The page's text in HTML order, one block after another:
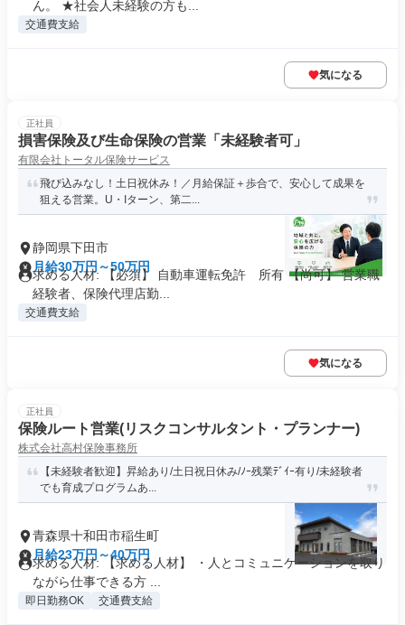
ん。 ★社会人未経験の方も...
交通費支給
気になる
正社員
損害保険及び生命保険の営業「未経験者可」
有限会社トータル保険サービス
飛び込みなし！土日祝休み！／月給保証＋歩合で、安心して成果を
狙える営業。U・Iターン、第二...
静岡県下田市
月給30万円～50万円
求める人材: 【必須】 自動車運転免許 所有 【尚可】 営業職
経験者、保険代理店勤...
交通費支給
気になる
正社員
保険ルート営業(リスクコンサルタント・プランナー)
株式会社高村保険事務所
【未経験者歓迎】昇給あり/土日祝日休み/ﾉｰ残業ﾃﾞｲｰ有り/未経験者
でも育成プログラムあ...
青森県十和田市稲生町
月給23万円～40万円
求める人材: 【求める人材】 ・人とコミュニケーションを取り
ながら仕事できる方 ...
即日勤務OK 交通費支給